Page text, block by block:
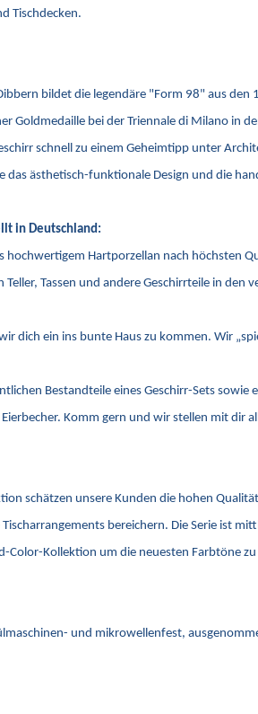
Tischdecken.
bildet die legendäre "Form 98" aus
Goldmedaille bei der Triennale di Milano in
schnell zu einem Geheimtipp unter
das ästhetisch-funktionale Design und die
in Deutschland:
hochwertigem Hartporzellan nach höchsten
Tassen und andere Geschirrteile in
dich ein ins bunte Haus zu kommen. Wir
Bestandteile eines Geschirr-Sets
Komm gern und wir stellen mit dir
schätzen unsere Kunden die hohen
bereichern. Die Serie ist
Color-Kollektion um die neuesten Farbtöne zu
und mikrowellenfest,